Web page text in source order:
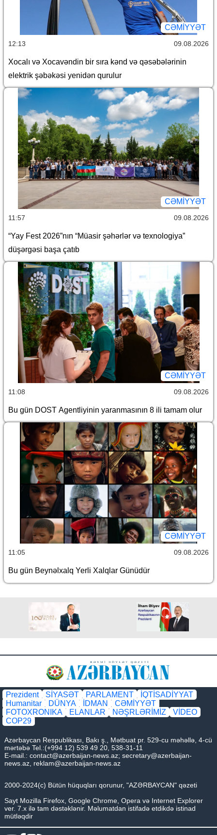
CƏMİYYƏT
12:13 09.08.2026
Xocalı və Xocavəndin bir sıra kənd və qəsəbələrinin
elektrik şəbəkəsi yenidən qurulur
CƏMİYYƏT
11:57 09.08.2026
“Yay Fest 2026”nın “Müasir şəhərlər və texnologiya”
düşərgəsi başa çatıb
CƏMİYYƏT
11:08 09.08.2026
Bu gün DOST Agentliyinin yaranmasının 8 ili tamam olur
CƏMİYYƏT
11:05 09.08.2026
Bu gün Beynəlxalq Yerli Xalqlar Günüdür
Prezident SİYASƏT PARLAMENT
İQTİSADİYYAT
Humanitar
DÜNYA İDMAN
CƏMİYYƏT
FOTOXRONIKA
ELANLAR NƏŞRLƏRİMİZ
VİDEO
COP29
Azərbaycan Respublikası, Bakı ş., Mətbuat pr. 529-cu məhəllə, 4-cü
mərtəbə Tel.:(+994 12) 539 49 20, 538-31-11
E-mail.: contact@azerbaijan-news.az; secretary@azerbaijan-
news.az, reklam@azerbaijan-news.az
2000-2024(c) Bütün hüquqları qorunur, "AZƏRBAYCAN" qəzeti
Sayt Mozilla Firefox, Google Chrome, Opera və Internet Explorer
ver. 7.x ilə tam dəstəklənir. Məlumatdan istifadə etdikdə istinad
mütləqdir